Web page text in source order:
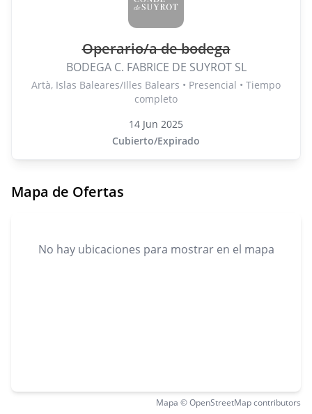
Operario/a de bodega
BODEGA C. FABRICE DE SUYROT SL
Artà, Islas Baleares/Illes Balears • Presencial • Tiempo
completo
14 Jun 2025
Cubierto/Expirado
Mapa de Ofertas
No hay ubicaciones para mostrar en el mapa
Mapa © OpenStreetMap contributors